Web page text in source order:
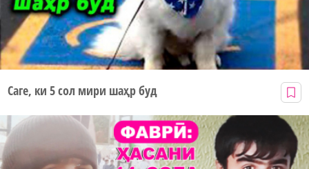
Саге, ки 5 сол мири шаҳр буд